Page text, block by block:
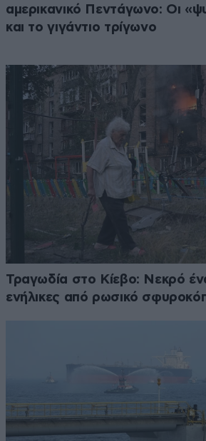
αμερικανικό Πεντάγωνο: Οι
και το γιγάντιο τρίγωνο
Τραγωδία στο Κίεβο: Νεκρό
ενήλικες από ρωσικό